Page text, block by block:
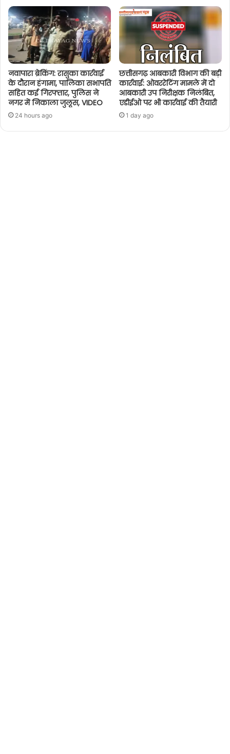
नवापारा ब्रेकिंग: रासुका कार्रवाई
के दौरान हंगामा, पालिका सभापति
सहित कई गिरफ्तार, पुलिस ने
नगर में निकाला जुलूस, VIDEO
24 hours ago
छत्तीसगढ़ आबकारी विभाग की बड़ी
कार्रवाई: ओवररेटिंग मामले में दो
आबकारी उप निरीक्षक निलंबित,
एडीईओ पर भी कार्रवाई की तैयारी
1 day ago